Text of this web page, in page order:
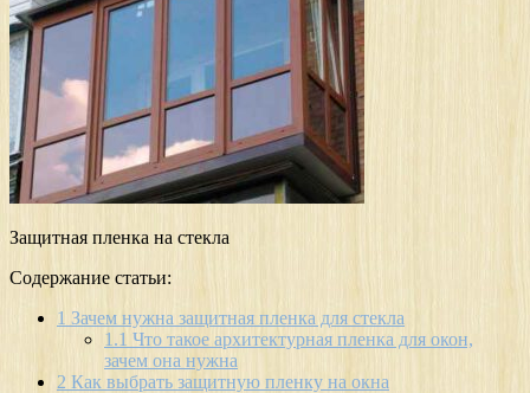
Защитная пленка на стекла
Содержание статьи:
1 Зачем нужна защитная пленка для стекла
1.1 Что такое архитектурная пленка для окон,
зачем она нужна
2 Как выбрать защитную пленку на окна